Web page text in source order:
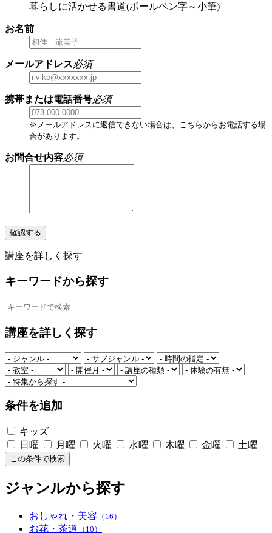
暮らしに活かせる書道(ボールペン字～小筆)
お名前
メールアドレス必須
携帯または電話番号必須
※メールアドレスに返信できない場合は、こちらからお電話する場
合があります。
お問合せ内容必須
確認する
講座を詳しく探す
キーワードから探す
講座を詳しく探す
条件を追加
キッズ
日曜
月曜 火曜 水曜 木曜 金曜 土曜
この条件で検索
ジャンルから探す
おしゃれ・美容 （16）
お花・茶道 （10）